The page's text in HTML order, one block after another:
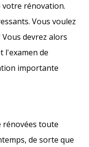
votre rénovation.
Vous voulez
devrez alors
l'examen de
importante
rénovées toute
de sorte que